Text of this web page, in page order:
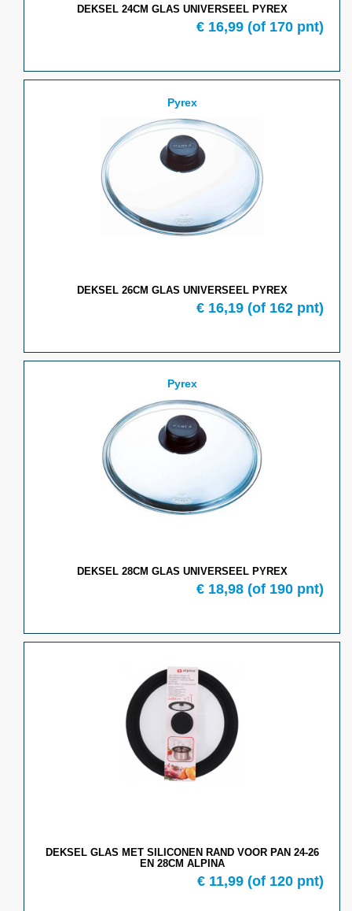
DEKSEL 24CM GLAS UNIVERSEEL PYREX
€ 16,99 (of 170 pnt)
Pyrex
DEKSEL 26CM GLAS UNIVERSEEL PYREX
€ 16,19 (of 162 pnt)
Pyrex
DEKSEL 28CM GLAS UNIVERSEEL PYREX
€ 18,98 (of 190 pnt)
DEKSEL GLAS MET SILICONEN RAND VOOR PAN 24-26
EN 28CM ALPINA
€ 11,99 (of 120 pnt)